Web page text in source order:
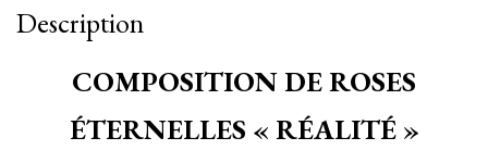
Description
COMPOSITION DE ROSES
ÉTERNELLES « RÉALITÉ »